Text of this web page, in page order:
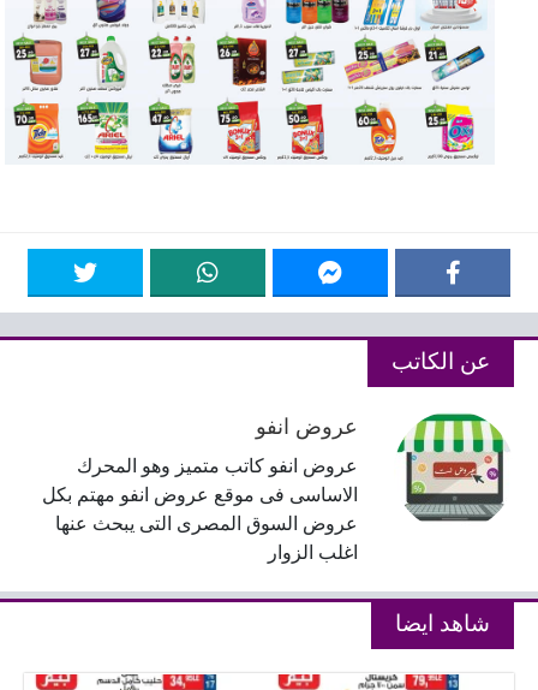
عن الكاتب
عروض انفو
عروض انفو كاتب متميز وهو المحرك
الاساسى فى موقع عروض انفو مهتم بكل
عروض السوق المصرى التى يبحث عنها
اغلب الزوار
شاهد ايضا